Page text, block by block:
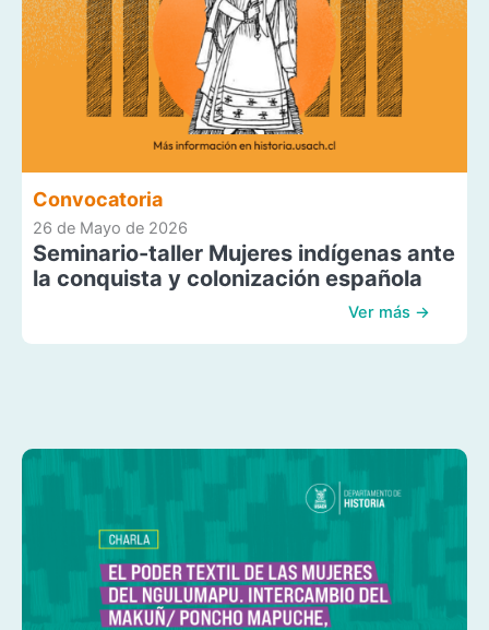
Convocatoria
26 de Mayo de 2026
Seminario-taller Mujeres indígenas ante
la conquista y colonización española
Ver más →